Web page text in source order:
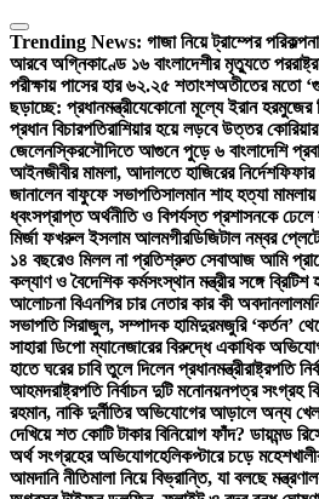
Skip
to
content
Trending News: গাজা নিয়ে ট্রাম্পের
আরবে অগ্নিকাণ্ডে ১৬ বাংলাদেশীর মৃত্যুতে
পরীক্ষায় পাসের হার ৬২.২৫ শতাংশঅতীতের মতো
ছড়াচ্ছে: প্রধানমন্ত্রীযেকোনো মূল্যে ইরান হরমুজের
প্রধান বিচারপতিরাশিয়ার হয়ে লড়বে উত্তর
জেলেনস্কিরসৌদিতে আগুনে পুড়ে ৬ বাংলাদেশি
আইনজীবীর মামলা, আদালতে হাজিরের নির্দেশফিফার
জানালেন বাফুফে সভাপতিসালমান শাহ হত্যা
ধ্বংসপ্রাপ্ত অর্থনীতি ও বিপর্যস্ত প্রশাসনকে ঢেলে
মির্জা ফখরুল ইসলাম আলমগীরডিজিটাল নম্বর
১৪ বছরেও মিলল না প্রতিশ্রুত সেবাআজ আমি
কল্যাণ ও বৈদেশিক কর্মসংস্থান মন্ত্রীর সঙ্গে ব্রিটিশ
আলোচনা বিএনপির চার নেতার কার কী অবদান
সভাপতি সিরাজুল, সম্পাদক হামিদুরমজুরি ‘কর্তন’
সাহারা ডিপো ম্যানেজারের বিরুদ্ধে একাধিক
হাতে ঘরের চাবি তুলে দিলেন প্রধানমন্ত্রীরাষ্ট্রপতি
আহমদরাষ্ট্রপতি নির্বাচন দুটি মনোনয়নপত্র সংগ্রহ
রহমান, নাকি দুর্নীতির অভিযোগের আড়ালে অন্য
দেখিয়ে শত কোটি টাকার বিনিয়োগ ফাঁদ? ডায়মন্ড
অর্থ সংগ্রহের অভিযোগহেলিকপ্টারে চড়ে
আমদানি নীতিমালা নিয়ে বিভ্রান্তি, যা বলছে